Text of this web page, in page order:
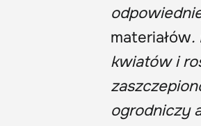
materiałów.
kwiatów i
ogrodniczy